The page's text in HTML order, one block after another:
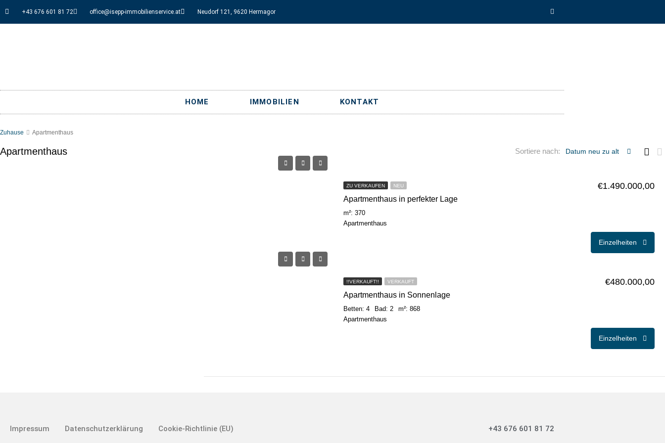
+43 676 601 81 72 office@isepp-immobilienservice.at Neudorf 121, 9620 Hermagor
HOME IMMOBILIEN KONTAKT
Zuhause Apartmenthaus
Apartmenthaus Sortiere nach: Datum neu zu alt
ZU VERKAUFEN NEU
Apartmenthaus in perfekter Lage
m²: 370
Apartmenthaus
€1.490.000,00
Einzelheiten
!!VERKAUFT!! VERKAUFT
Apartmenthaus in Sonnenlage
Betten: 4 Bad: 2
m²: 868
Apartmenthaus
€480.000,00
Einzelheiten
Impressum Datenschutzerklärung Cookie-Richtlinie (EU) +43 676 601 81 72